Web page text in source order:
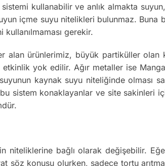
kullanabilir ve anlık almakta
içme suyu nitelikleri bulunmaz. Buna
gerekir.
alan ürünlerimiz, büyük partiküller
yok edilir. Ağır metaller ise
kaynak suyu niteliğinde olması
sistem konaklayanlar ve site sakinleri
niteliklerine bağlı olarak değişebilir.
konusu olurken, sadece tortu